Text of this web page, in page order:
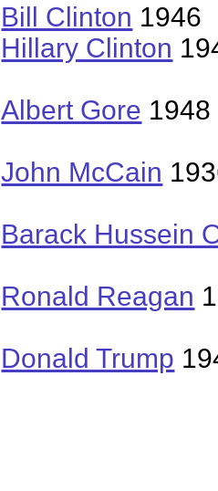
Bill Clinton 1946
Hillary Clinton
Albert Gore 1948
John McCain
Barack Hussein
Ronald Reagan
Donald Trump